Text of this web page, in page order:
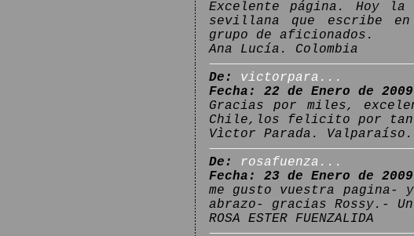
Excelente página. Hoy
sevillana que escribe en
grupo de aficionados.
Ana Lucía. Colombia
De:
victorpara...
Fecha: 22 de Enero de 2009
Gracias por miles,
Chile,los felicito por tan
Vìctor Parada.
De:
rosafuenza...
Fecha: 23 de Enero de 2009
me gusto vuestra pagina-
abrazo- gracias Rossy.-
ROSA ESTER FUENZALIDA